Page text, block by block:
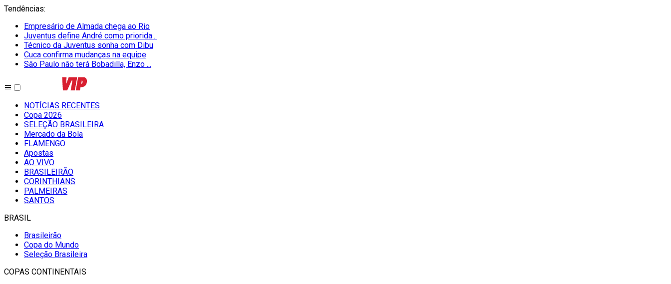
Tendências:
Empresário de Almada chega ao Rio
Juventus define André como priorida...
Técnico da Juventus sonha com Dibu
Cuca confirma mudanças na equipe
São Paulo não terá Bobadilla, Enzo ...
NOTÍCIAS RECENTES
Copa 2026
SELEÇÃO BRASILEIRA
Mercado da Bola
FLAMENGO
Apostas
AO VIVO
BRASILEIRÃO
CORINTHIANS
PALMEIRAS
SANTOS
BRASIL
Brasileirão
Copa do Mundo
Seleção Brasileira
COPAS CONTINENTAIS